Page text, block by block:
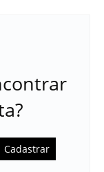
Cadastrar